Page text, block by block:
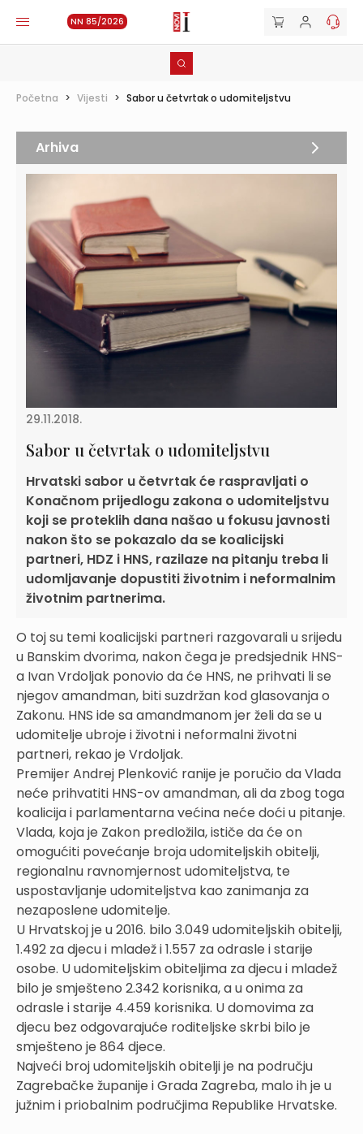
NN 85/2026
Početna > Vijesti > Sabor u četvrtak o udomiteljstvu
29.11.2018.
Sabor u četvrtak o udomiteljstvu
Hrvatski sabor u četvrtak će raspravljati o
Konačnom prijedlogu zakona o udomiteljstvu
koji se proteklih dana našao u fokusu javnosti
nakon što se pokazalo da se koalicijski
partneri, HDZ i HNS, razilaze na pitanju treba li
udomljavanje dopustiti životnim i neformalnim
životnim partnerima.
O toj su temi koalicijski partneri razgovarali u srijedu
u Banskim dvorima, nakon čega je predsjednik HNS-
a Ivan Vrdoljak ponovio da će HNS, ne prihvati li se
njegov amandman, biti suzdržan kod glasovanja o
Zakonu. HNS ide sa amandmanom jer želi da se u
udomitelje ubroje i životni i neformalni životni
partneri, rekao je Vrdoljak.
Premijer Andrej Plenković ranije je poručio da Vlada
neće prihvatiti HNS-ov amandman, ali da zbog toga
koalicija i parlamentarna većina neće doći u pitanje.
Vlada, koja je Zakon predložila, ističe da će on
omogućiti povećanje broja udomiteljskih obitelji,
regionalnu ravnomjernost udomiteljstva, te
uspostavljanje udomiteljstva kao zanimanja za
nezaposlene udomitelje.
U Hrvatskoj je u 2016. bilo 3.049 udomiteljskih obitelji,
1.492 za djecu i mladež i 1.557 za odrasle i starije
osobe. U udomiteljskim obiteljima za djecu i mladež
bilo je smješteno 2.342 korisnika, a u onima za
odrasle i starije 4.459 korisnika. U domovima za
djecu bez odgovarajuće roditeljske skrbi bilo je
smješteno je 864 djece.
Najveći broj udomiteljskih obitelji je na području
Zagrebačke županije i Grada Zagreba, malo ih je u
južnim i priobalnim područjima Republike Hrvatske.
Arhiva